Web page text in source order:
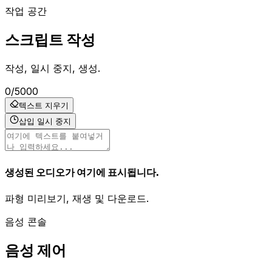
작업 공간
스크립트 작성
작성, 일시 중지, 생성.
0/5000
텍스트 지우기
삽입 일시 중지
생성된 오디오가 여기에 표시됩니다.
파형 미리보기, 재생 및 다운로드.
음성 콘솔
음성 제어